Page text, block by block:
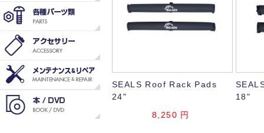
SEALS Roof Rack Pads
24"
8,250 円
18"